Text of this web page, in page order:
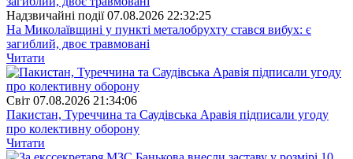
Надзвичайні події 07.08.2026 22:32:25
На Миколаївщині у пункті металобрухту стався вибух: є
загиблий, двоє травмовані
Читати
Свiт 07.08.2026 21:34:06
Пакистан, Туреччина та Саудівська Аравія підписали угоду
про колективну оборону
Читати